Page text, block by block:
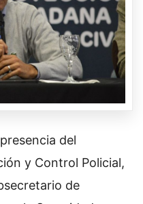
del
y Control Policial,
de